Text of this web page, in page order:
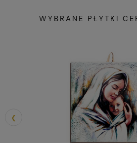
WYBRANE PŁYTKI
❮